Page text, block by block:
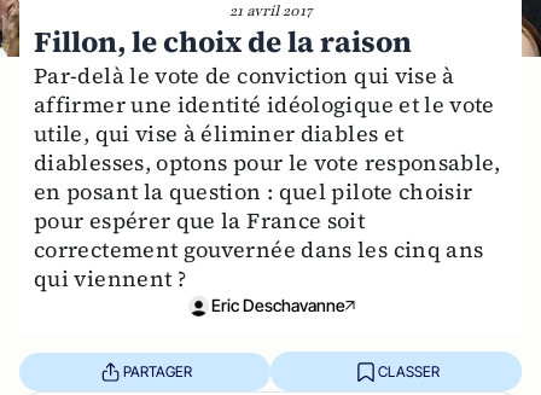
21 avril 2017
Fillon, le choix de la raison
Par-delà le vote de conviction qui vise à
affirmer une identité idéologique et le vote
utile, qui vise à éliminer diables et
diablesses, optons pour le vote responsable,
en posant la question : quel pilote choisir
pour espérer que la France soit
correctement gouvernée dans les cinq ans
qui viennent ?
Eric Deschavanne
PARTAGER CLASSER